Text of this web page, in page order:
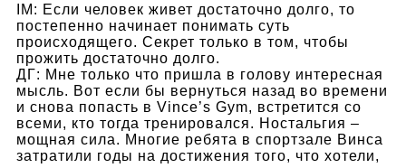
IM: Если человек живет достаточно долго, то
постепенно начинает понимать суть
происходящего. Секрет только в том, чтобы
прожить достаточно долго.
ДГ: Мне только что пришла в голову интересная
мысль. Вот если бы вернуться назад во времени
и снова попасть в Vince’s Gym, встретится со
всеми, кто тогда тренировался. Ностальгия –
мощная сила. Многие ребята в спортзале Винса
затратили годы на достижения того, что хотели,